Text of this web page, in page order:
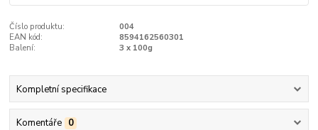
Číslo produktu:
004
EAN kód:
8594162560301
Balení:
3 x 100g
Kompletní specifikace
Komentáře 0